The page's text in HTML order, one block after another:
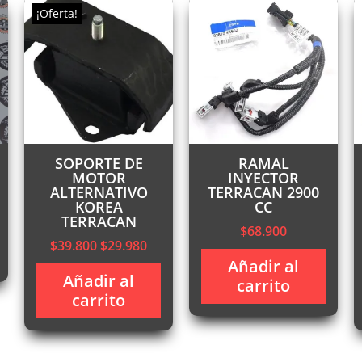
¡Oferta!
SOPORTE DE
MOTOR
ALTERNATIVO
KOREA
TERRACAN
$39.800El
precio
original
era:
$39.800.
$29.980El
precio
$29.980.
Añadir al
carrito
RAMAL
INYECTOR
TERRACAN 2900
CC
$68.900
Añadir al
carrito